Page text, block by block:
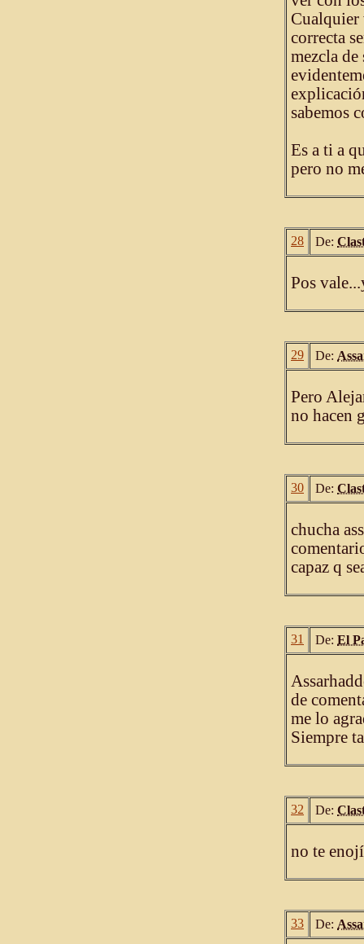
Cualquier
correcta
mezcla
sabemos
Es a ti a
pero no
28 De:
Pos
29 De:
Pero
no hacen
30 De:
chucha
capaz q
31 De: El
de
me lo
Siempre
32 De:
no te enojí
33 De: